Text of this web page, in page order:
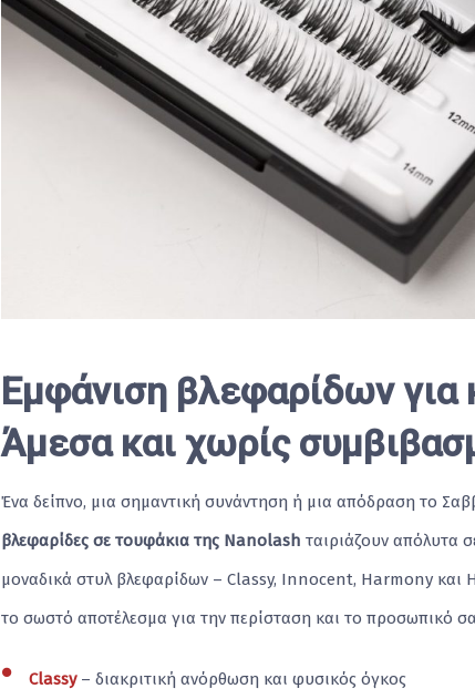
Εμφάνιση βλεφαρίδων για
Άμεσα και χωρίς
Ένα δείπνο, μια σημαντική συνάντηση ή μια απόδραση το
βλεφαρίδες σε τουφάκια της Nanolash ταιριάζουν απόλυτα
μοναδικά στυλ βλεφαρίδων – Classy, ​​Innocent, Harmony και
το σωστό αποτέλεσμα για την περίσταση και το προσωπικό
Classy – διακριτική ανόρθωση και φυσικός όγκος